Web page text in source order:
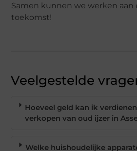
Samen kunnen we werken aan
toekomst!
Veelgestelde
Hoeveel geld kan ik
verkopen van oud ijzer in
Welke huishoudelijke